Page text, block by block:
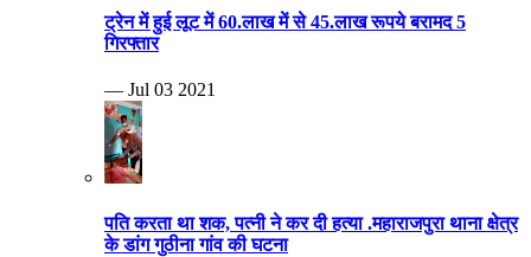
ट्रेन में हुई लूट में 60.लाख में से 45.लाख रूपये बरामद 5
गिरफ्तार
— Jul 03 2021
पति करता था शक, पत्नी ने कर दी हत्या .महाराजपुरा थाना क्षेत्र
के डांग गुठीना गांव की घटना